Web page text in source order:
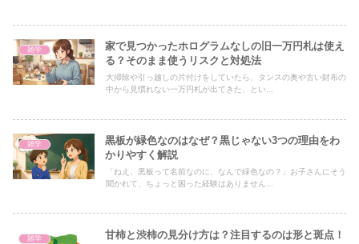
雑学
家で見つかったホログラムなしの旧一万円札は使え
る？そのまま使うリスクと対処法
大掃除や引っ越しの片付けをしていたら、タンスの奥や古い財布の
中から見慣れない一万円札が出てきた、とい...
雑学
黒板が緑色なのはなぜ？黒じゃない3つの理由をわ
かりやすく解説
「ねえ、黒板って名前なのに、なんで緑色なの？」お子さんにそう
聞かれて、ちょっと困った経験はありません...
雑学 甘柿と渋柿の見分け方は？注目するのは形と斑点！